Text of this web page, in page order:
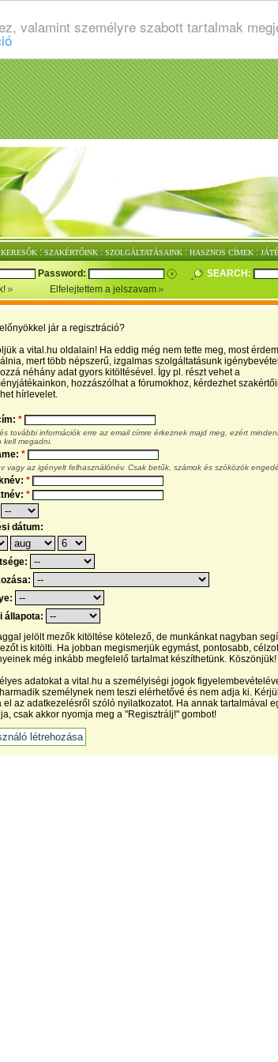
valamint személyre szabott tartalmak
KERESŐK : SZAKÉRTŐINK : SZOLGÁLTATÁSAINK : HASZNOS CÍMEK :
Password:
SEARCH:
Elfelejtettem a jelszavam
jár a regisztráció?
a vital.hu oldalain! Ha eddig még nem tette meg, most
mert több népszerű, izgalmas szolgáltatásunk
néhány adat gyors kitöltésével. Így pl. részt vehet a
hozzászólhat a fórumokhoz, kérdezhet
hírlevelet.
*
további információk erre az email címre érkeznek majd meg, ezért
kell megadni.
*
vagy az igényelt felhasználónév. Csak betűk, számok és szóközök
*
*
dátum:
állapota:
jelölt mezők kitöltése kötelező, de munkánkat nagyban
is kitölti. Ha jobban megismerjük egymást, pontosabb,
még inkább megfelelő tartalmat készíthetünk. Köszönjük!
adatokat a vital.hu a személyiségi jogok
személynek nem teszi elérhetővé és nem adja ki.
el az adatkezelésről szóló nyilatkozatot. Ha annak tartalmával
csak akkor nyomja meg a "Regisztrálj!" gombot!